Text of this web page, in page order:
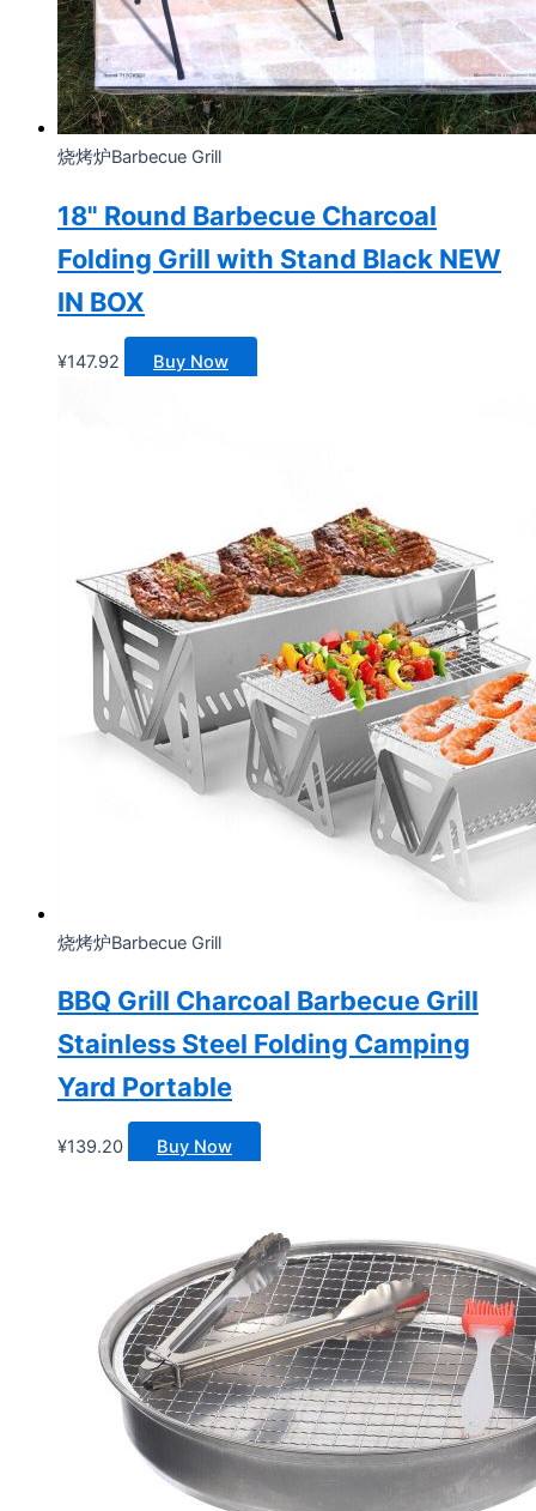
烧烤炉Barbecue Grill
18" Round Barbecue Charcoal
Folding Grill with Stand Black NEW
IN BOX
¥147.92 Buy Now
烧烤炉Barbecue Grill
BBQ Grill Charcoal Barbecue Grill
Stainless Steel Folding Camping
Yard Portable
¥139.20 Buy Now